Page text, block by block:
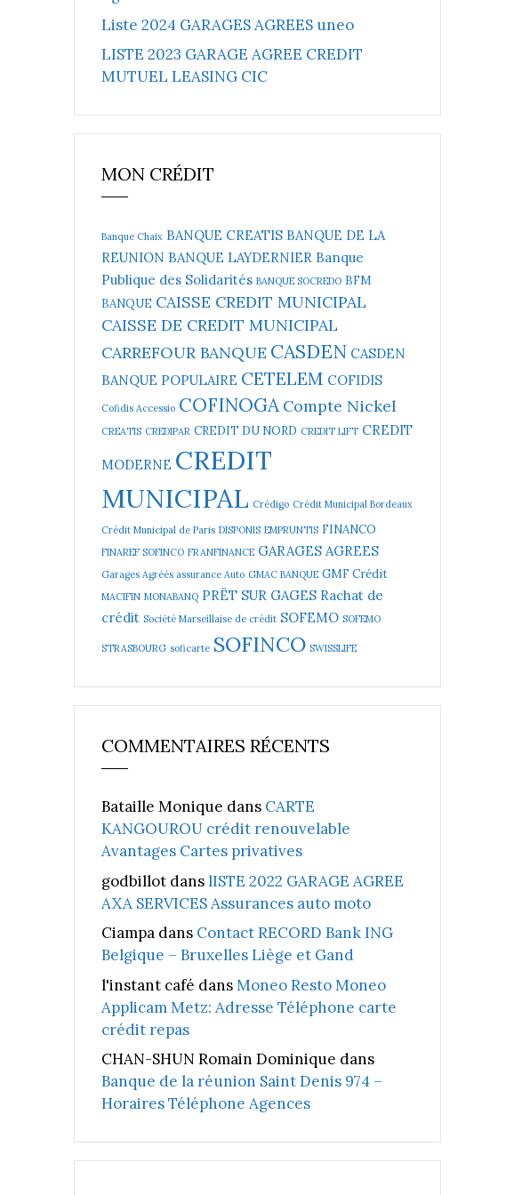
Liste 2024 GARAGES AGREES uneo
LISTE 2023 GARAGE AGREE CREDIT
MUTUEL LEASING CIC
MON CRÉDIT
Banque Chaix BANQUE CREATIS BANQUE DE LA
REUNION BANQUE LAYDERNIER Banque
Publique des Solidarités BANQUE SOCREDO BFM
BANQUE CAISSE CREDIT MUNICIPAL
CAISSE DE CREDIT MUNICIPAL
CARREFOUR BANQUE CASDEN CASDEN
BANQUE POPULAIRE CETELEM COFIDIS
Cofidis Accessio COFINOGA Compte Nickel
CREATIS CREDIPAR CREDIT DU NORD CREDIT LIFT CREDIT
MODERNE CREDIT
MUNICIPAL Crédigo Crédit Municipal Bordeaux
Crédit Municipal de Paris DISPONIS EMPRUNTIS FINANCO
FINAREF SOFINCO FRANFINANCE GARAGES AGREES
Garages Agréés assurance Auto GMAC BANQUE GMF Crédit
MACIFIN MONABANQ PRËT SUR GAGES Rachat de
crédit Société Marseillaise de crédit SOFEMO SOFEMO
STRASBOURG soficarte SOFINCO SWISSLIFE
COMMENTAIRES RÉCENTS
Bataille Monique dans CARTE
KANGOUROU crédit renouvelable
Avantages Cartes privatives
godbillot danslISTE 2022 GARAGE AGREE
AXA SERVICES Assurances auto moto
Ciampa dans Contact RECORD Bank ING
Belgique – Bruxelles Liège et Gand
l'instant café dansMoneo Resto Moneo
Applicam Metz: Adresse Téléphone carte
crédit repas
CHAN-SHUN Romain Dominique dans
Banque de la réunion Saint Denis 974 –
Horaires Téléphone Agences